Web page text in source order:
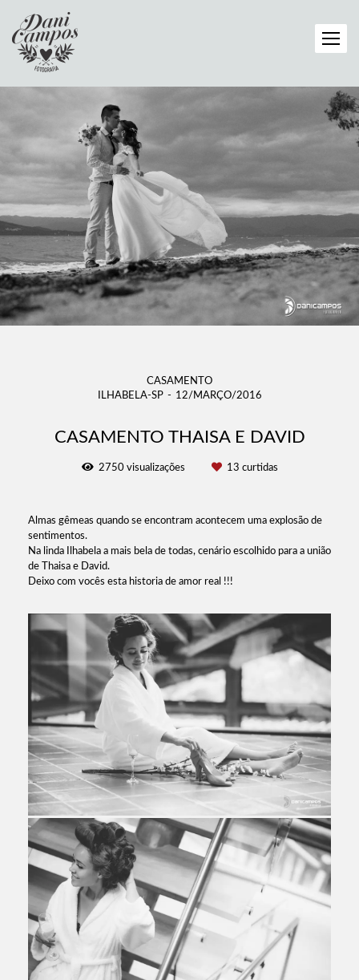
CASAMENTO
ILHABELA-SP
12/MARÇO/2016
CASAMENTO THAISA E DAVID
2750visualizações 13 curtidas
Almas gêmeas quando se encontram acontecem uma explosão de
sentimentos.
Na linda Ilhabela a mais bela de todas, cenário escolhido para a união
de Thaisa e David.
Deixo com vocês esta historia de amor real !!!